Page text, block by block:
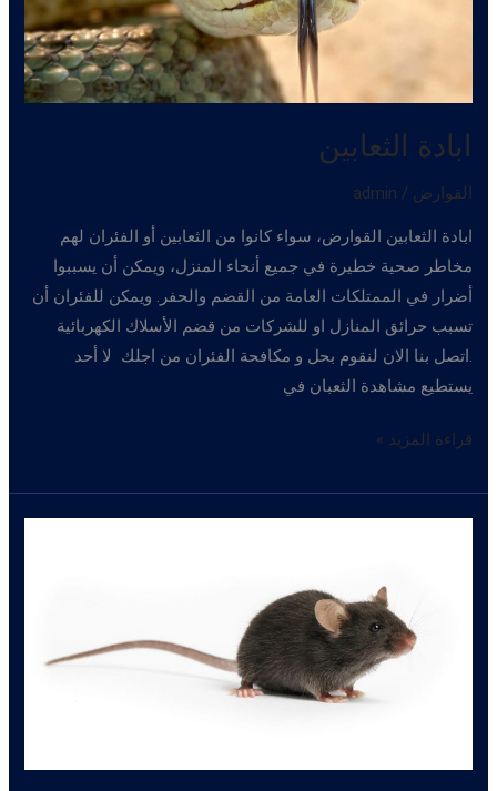
ابادة الثعابين
القوارض /
admin
ابادة الثعابين القوارض، سواء كانوا من الثعابين أو الفئران لهم
مخاطر صحية خطيرة في جميع أنحاء المنزل، ويمكن أن يسببوا
أضرار في الممتلكات العامة من القضم والحفر. ويمكن للفئران أن
تسبب حرائق المنازل او للشركات من قضم الأسلاك الكهربائية
.اتصل بنا الان لنقوم بحل و مكافحة الفئران من اجلك لا أحد
يستطيع مشاهدة الثعبان في
ابادة
قراءة المزيد »